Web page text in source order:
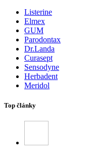
Listerine
Elmex
GUM
Parodontax
Dr.Landa
Curasept
Sensodyne
Herbadent
Meridol
Top články